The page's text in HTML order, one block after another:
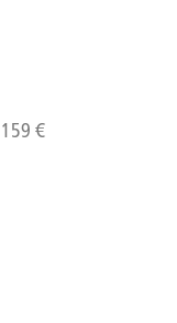
159 €